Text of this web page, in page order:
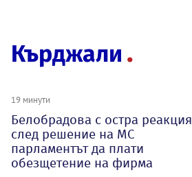
Кърджали
19 минути
Белобрадова с остра реакция
след решение на МС
парламентът да плати
обезщетение на фирма